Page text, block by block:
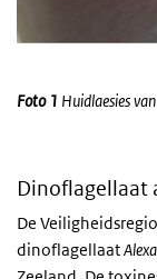
Foto 1 Huidlaesies
Dinoflagellaat
De
dinoflagellaat